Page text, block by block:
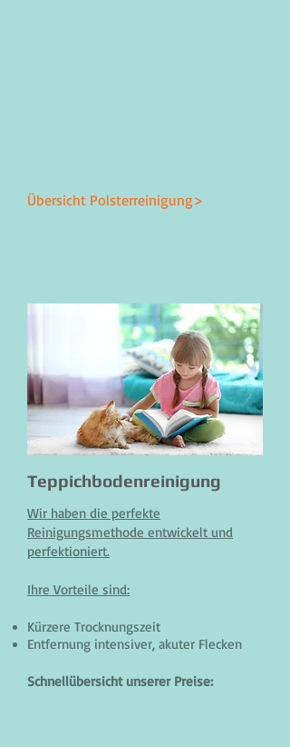
Übersicht Polsterreinigung>
Teppichbodenreinigung
Wir haben die perfekte
Reinigungsmethode entwickelt und
perfektioniert.
Ihre Vorteile sind:
Kürzere Trocknungszeit
Entfernung intensiver, akuter Flecken
Schnellübersicht unserer Preise: